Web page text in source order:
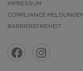
IMPRESSUM
COMPLIANCE MELDUNGEN
BARRIEREFREIHEIT